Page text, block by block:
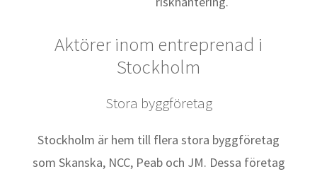
Aktörer inom entreprenad i
Stockholm
Stora byggföretag
Stockholm är hem till flera stora byggföretag
som Skanska, NCC, Peab och JM. Dessa företag